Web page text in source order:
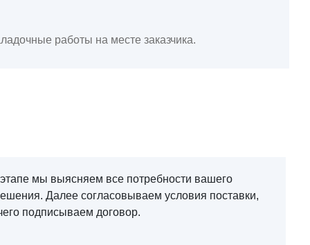
работы на месте заказчика.
мы выясняем все потребности вашего
Далее согласовываем условия поставки,
подписываем договор.